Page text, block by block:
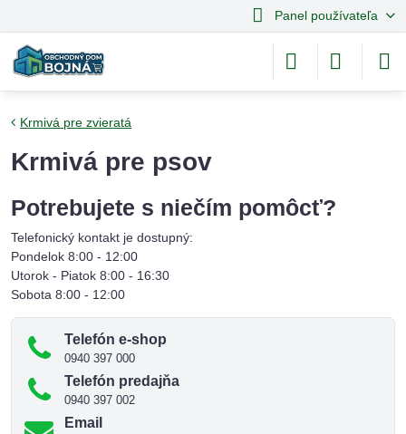
Panel používateľa
Krmivá pre zvieratá
Krmivá pre psov
Potrebujete s niečím pomôcť?
Telefonický kontakt je dostupný:
Pondelok 8:00 - 12:00
Utorok - Piatok 8:00 - 16:30
Sobota 8:00 - 12:00
Telefón e-shop
0940 397 000
Telefón predajňa
0940 397 002
Email